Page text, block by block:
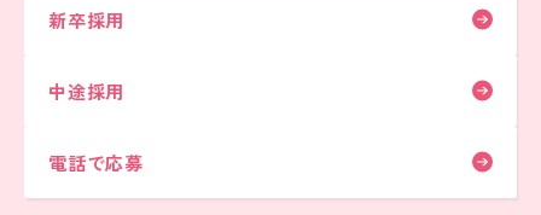
新卒採用
中途採用
電話で応募